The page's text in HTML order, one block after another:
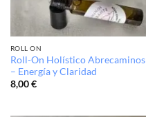
ROLL ON
Roll-On Holístico Abrecaminos
– Energía y Claridad
8,00€